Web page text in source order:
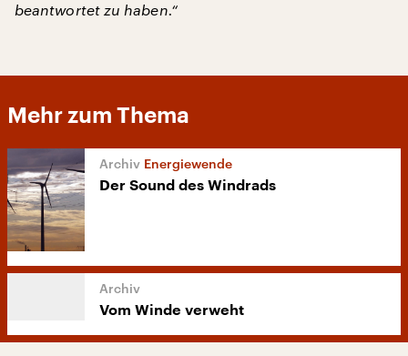
beantwortet zu haben.“
Mehr zum Thema
Energiewende
Der Sound des Windrads
Vom Winde verweht